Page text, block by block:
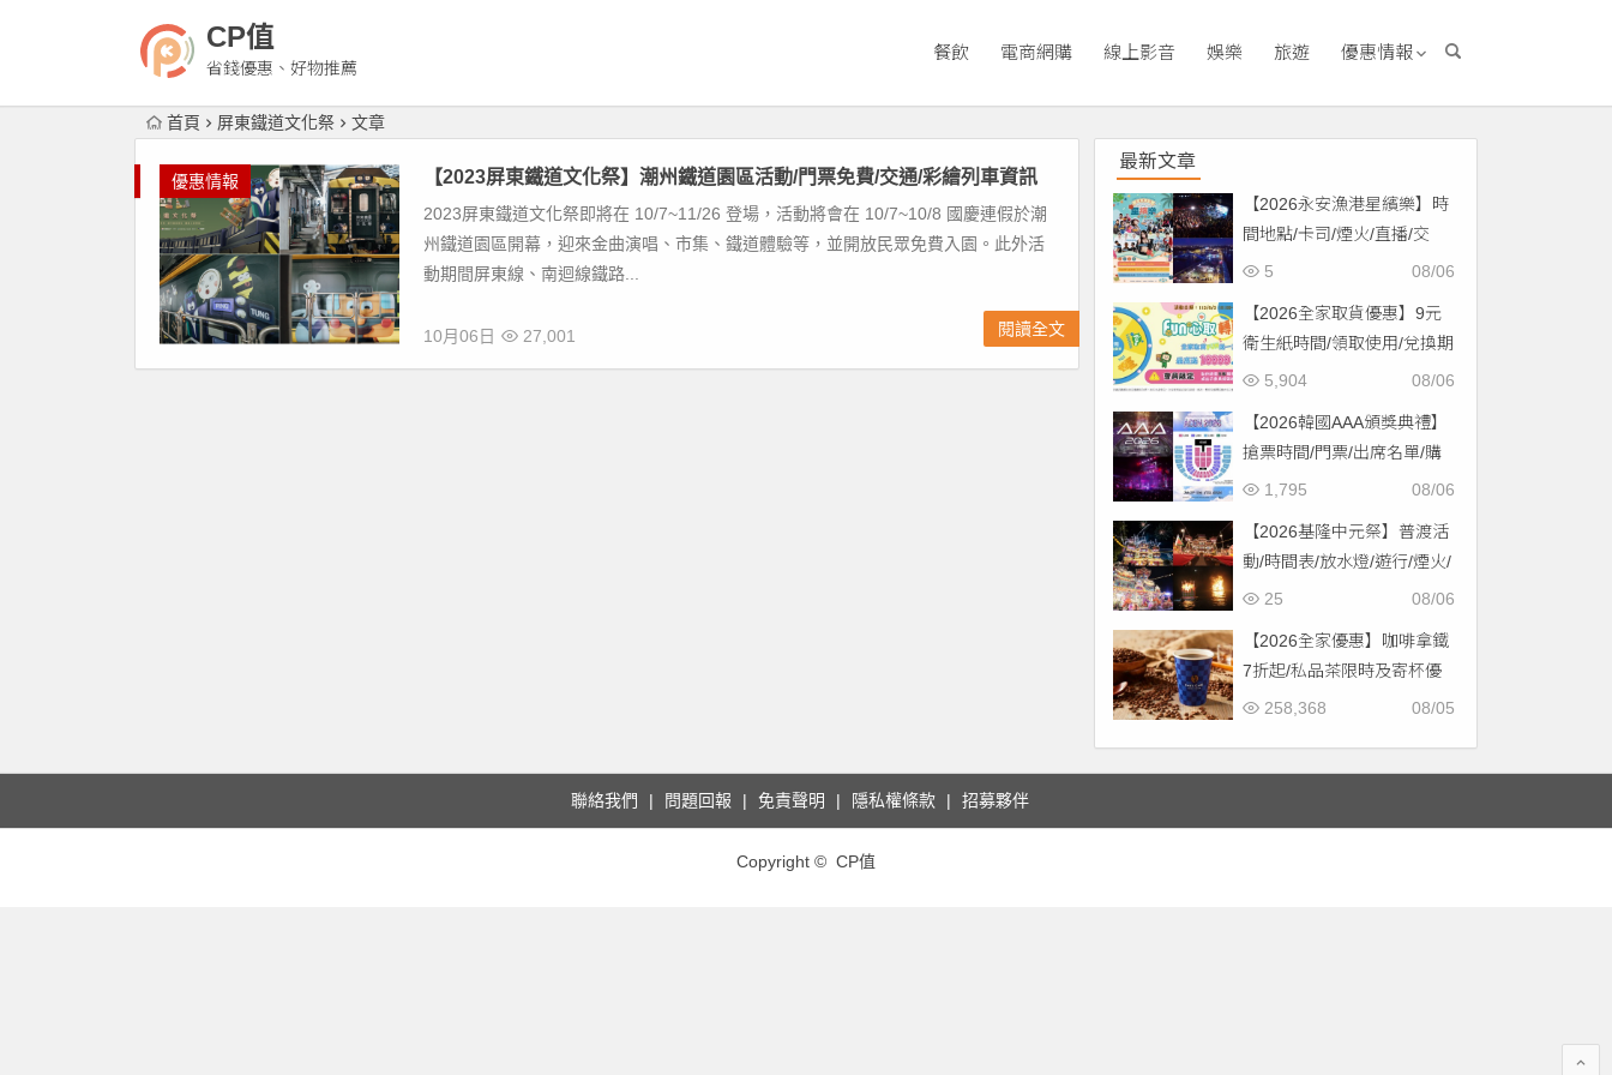
CP值
省錢優惠、好物推薦
餐飲 電商網購 線上影音 娛樂 旅遊 優惠情報
首頁 屏東鐵道文化祭 文章
優惠情報 【2023屏東鐵道文化祭】潮州鐵道園區活動/門票免費/交通/彩繪列車資訊
2023屏東鐵道文化祭即將在 10/7~11/26 登場，活動將會在 10/7~10/8 國慶連假於潮
州鐵道園區開幕，迎來金曲演唱、市集、鐵道體驗等，並開放民眾免費入園。此外活
動期間屏東線、南迴線鐵路...
10月06日 27,001 閱讀全文
最新文章
【2026永安漁港星繽樂】時
間地點/卡司/煙火/直播/交
通，免費入場！
08/06
5
【2026全家取貨優惠】9元
衛生紙時間/領取使用/兌換期
限一次看！
08/06
5,904
【2026韓國AAA頒獎典禮】
搶票時間/門票/出席名單/購
票一次看！
08/06
1,795
【2026基隆中元祭】普渡活
動/時間表/放水燈/遊行/煙火/
交通一次看！
08/06
25
【2026全家優惠】咖啡拿鐵
7折起/私品茶限時及寄杯優
惠！價格/菜單一起看
08/05
258,368
聯絡我們 問題回報 免責聲明 隱私權條款 招募夥伴
Copyright © CP值